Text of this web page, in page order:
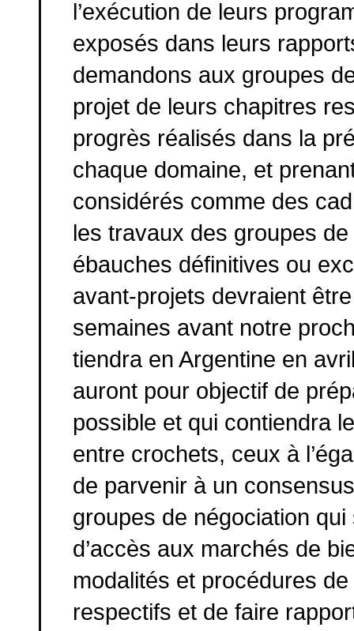
l’exécution de leurs
exposés dans leurs
demandons aux groupes
projet de leurs chapitres
progrès réalisés dans la
chaque domaine, et
considérés comme des
les travaux des groupes
ébauches définitives ou
avant-projets devraient
semaines avant notre
tiendra en Argentine en
auront pour objectif de
possible et qui contiendra
entre crochets, ceux à
de parvenir à un
groupes de négociation
d’accès aux marchés de
modalités et procédures
respectifs et de faire